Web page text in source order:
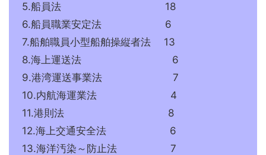
5.船員法 18
6.船員職業安定法 6
7.船舶職員小型船舶操縦者法 13
8.海上運送法 6
9.港湾運送事業法 7
10.内航海運業法 4
11.港則法 8
12.海上交通安全法 6
13.海洋汚染～防止法 7